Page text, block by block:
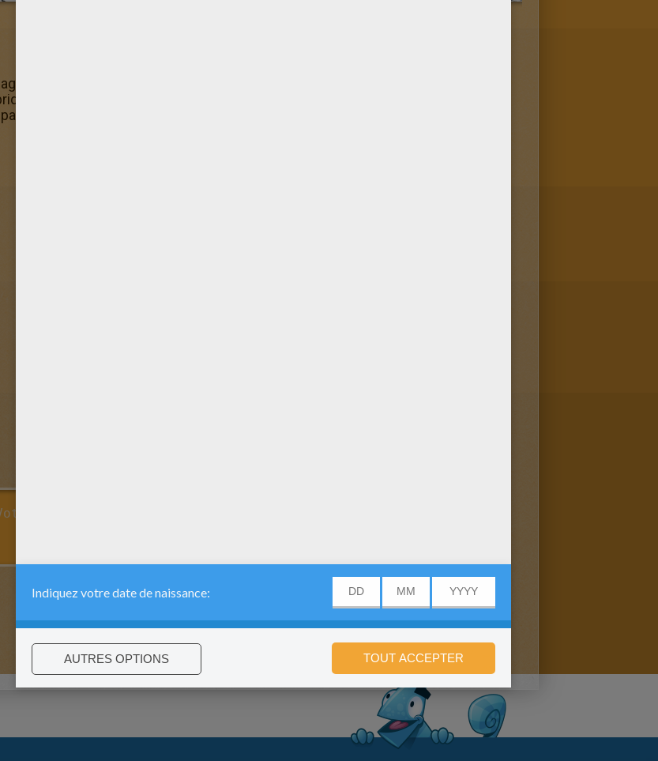
de Sakura dans les étoiles dans la rubrique coloriage. Va-vite voir dans la
Coloriage de SAKURA contient d'autres coloriages comme le coloriage de
à regarder et imprimer ceux qui te plaisent le plus.